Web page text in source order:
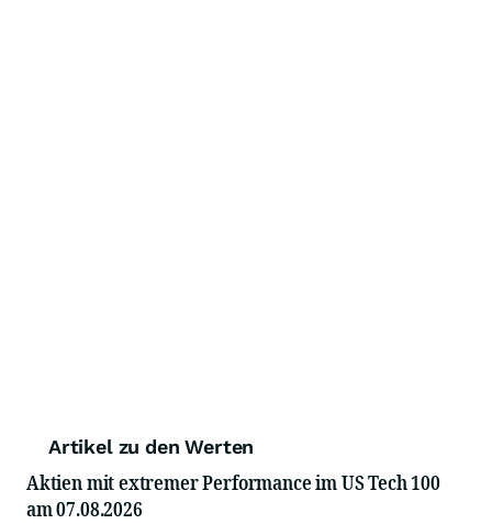
Artikel zu den Werten
Aktien mit extremer Performance im US Tech 100
am 07.08.2026